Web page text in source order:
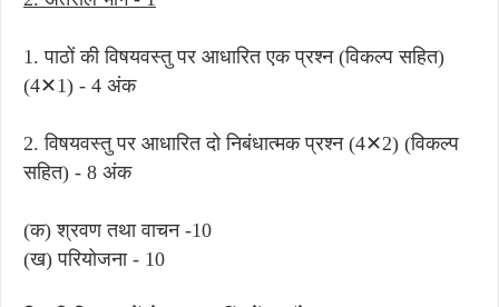
1. पाठों की विषयवस्तु पर आधारित एक प्रश्न (विकल्प सहित)
(4✕1) - 4 अंक
2. विषयवस्तु पर आधारित दो निबंधात्मक प्रश्न (4✕2) (विकल्प
सहित) - 8 अंक
(क) श्रवण तथा वाचन -10
(ख) परियोजना - 10